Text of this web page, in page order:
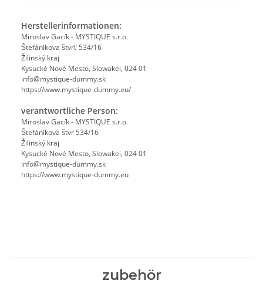
Herstellerinformationen:
Miroslav Gacík - MYSTIQUE s.r.o.
Štefánikova štvrť 534/16
Žilinský kraj
Kysucké Nové Mesto, Slowakei, 024 01
info@mystique-dummy.sk
https://www.mystique-dummy.eu/
verantwortliche Person:
Miroslav Gacík - MYSTIQUE s.r.o.
Štefánikova štvr 534/16
Žilinský kraj
Kysucké Nové Mesto, Slowakei, 024 01
info@mystique-dummy.sk
https://www.mystique-dummy.eu
zubehör